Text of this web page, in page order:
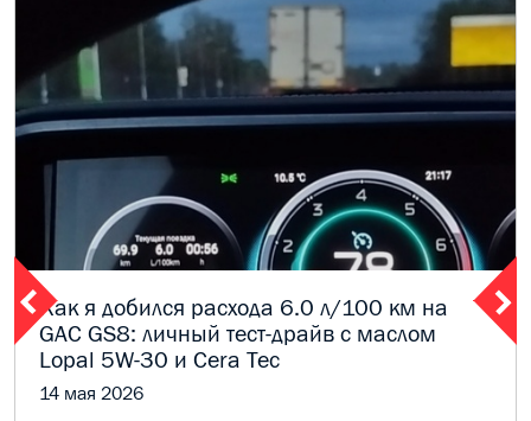
Как я добился расхода 6.0 л/100 км на
GAC GS8: личный тест-драйв с маслом
Lopal 5W-30 и Cera Tec
14 мая 2026